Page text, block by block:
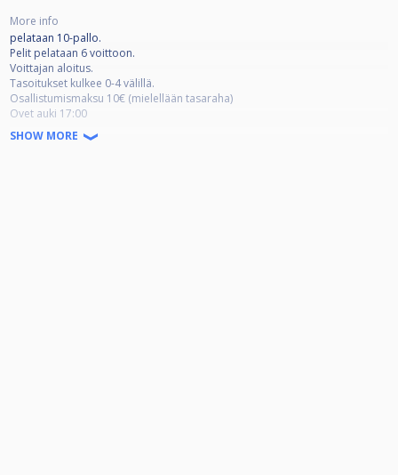
More info
pelataan 10-pallo.
Pelit pelataan 6 voittoon.
Voittajan aloitus.
Tasoitukset kulkee 0-4 välillä.
Osallistumismaksu 10€ (mielellään tasaraha)
Ovet auki 17:00
Pelit alkaa 17:30
SHOW MORE